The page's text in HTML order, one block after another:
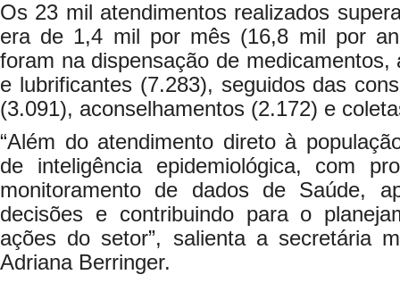
Os 23 mil atendimentos realizados
era de 1,4 mil por mês (16,8 mil por
foram na dispensação de
e lubrificantes (7.283), seguidos das
(3.091), aconselhamentos (2.172) e
“Além do atendimento direto à
de inteligência epidemiológica, com
monitoramento de dados de Saúde,
decisões e contribuindo para o
ações do setor”, salienta a secretária
Adriana Berringer.